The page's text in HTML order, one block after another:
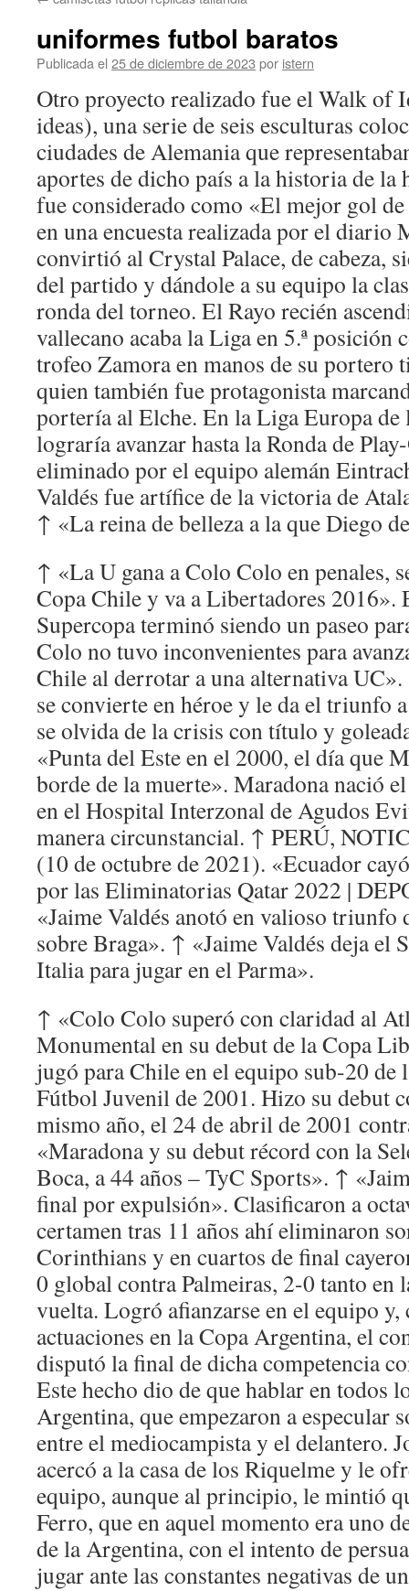
uniformes futbol baratos
Publicada el 25 de diciembre de 2023 por istern
Otro proyecto realizado fue el Walk of
ideas), una serie de seis esculturas
ciudades de Alemania que
aportes de dicho país a la historia de la
fue considerado como «El mejor gol
en una encuesta realizada por el diario
convirtió al Crystal Palace, de cabeza,
del partido y dándole a su equipo la
ronda del torneo. El Rayo recién
vallecano acaba la Liga en 5.ª posición
trofeo Zamora en manos de su portero
quien también fue protagonista
portería al Elche. En la Liga Europa
lograría avanzar hasta la Ronda de
eliminado por el equipo alemán
Valdés fue artífice de la victoria de
↑ «La reina de belleza a la que Diego
↑ «La U gana a Colo Colo en penales,
Copa Chile y va a Libertadores
Supercopa terminó siendo un paseo
Colo no tuvo inconvenientes para
Chile al derrotar a una alternativa
se convierte en héroe y le da el triunfo
se olvida de la crisis con título y
«Punta del Este en el 2000, el día que
borde de la muerte». Maradona nació
en el Hospital Interzonal de Agudos
manera circunstancial. ↑ PERÚ,
(10 de octubre de 2021). «Ecuador
por las Eliminatorias Qatar 2022 |
«Jaime Valdés anotó en valioso
sobre Braga». ↑ «Jaime Valdés deja el
Italia para jugar en el Parma».
↑ «Colo Colo superó con claridad al
Monumental en su debut de la Copa
jugó para Chile en el equipo sub-20 de
Fútbol Juvenil de 2001. Hizo su debut
mismo año, el 24 de abril de 2001
«Maradona y su debut récord con la
Boca, a 44 años – TyC Sports». ↑
final por expulsión». Clasificaron a
certamen tras 11 años ahí eliminaron
Corinthians y en cuartos de final
0 global contra Palmeiras, 2-0 tanto en
vuelta. Logró afianzarse en el equipo y,
actuaciones en la Copa Argentina, el
disputó la final de dicha competencia
Este hecho dio de que hablar en todos
Argentina, que empezaron a especular
entre el mediocampista y el delantero.
acercó a la casa de los Riquelme y le
equipo, aunque al principio, le mintió
Ferro, que en aquel momento era uno
de la Argentina, con el intento de
jugar ante las constantes negativas de